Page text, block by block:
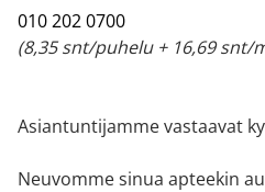
010 202 0700
(8,35 snt/puhelu + 16,69 snt/
Asiantuntijamme vastaavat
Neuvomme sinua apteekin